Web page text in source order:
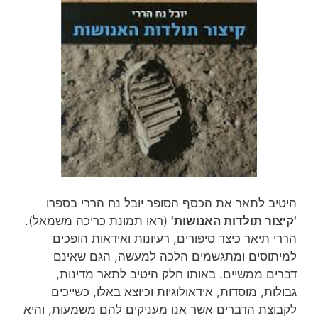
היטיב לתאר את הכסף הסופר יובל נח הררי בספרו
'קיצור תולדות האנושות' (ראו תמונת כריכה משמאל).
הררי תיאר כיצד סיפורים, רעיונות ואידאות הופכים
למיתוסים ומתגשמים הלכה למעשה, הגם שאינם
דברים ממשיים. באותו חלק היטיב לתאר מדינות,
גבולות, מוסדות, אידאולוגיות וכיוצא באלו, כשייכים
לקבוצת הדברים אשר אנו מעניקים להם משמעות, והיא